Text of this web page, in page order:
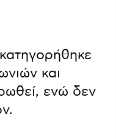
και
ενώ δεν